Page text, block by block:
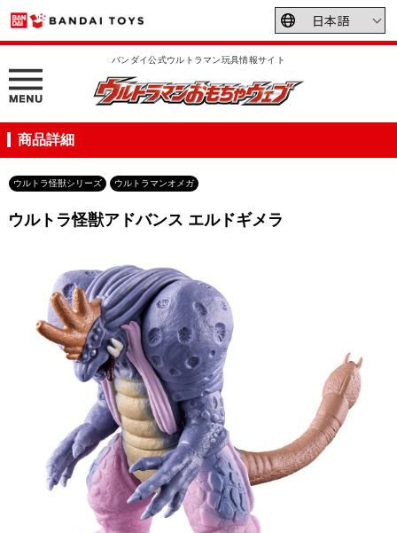
バンダイ公式ウルトラマン玩具情報サイト
商品詳細
ウルトラ怪獣シリーズ ウルトラマンオメガ
ウルトラ怪獣アドバンス エルドギメラ